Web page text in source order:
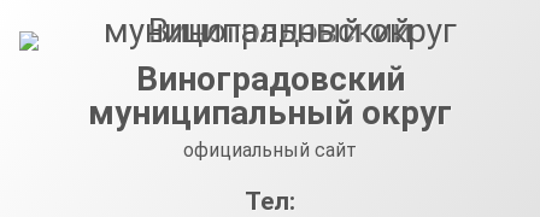
Виноградовский
муниципальный округ
официальный сайт
Тел: